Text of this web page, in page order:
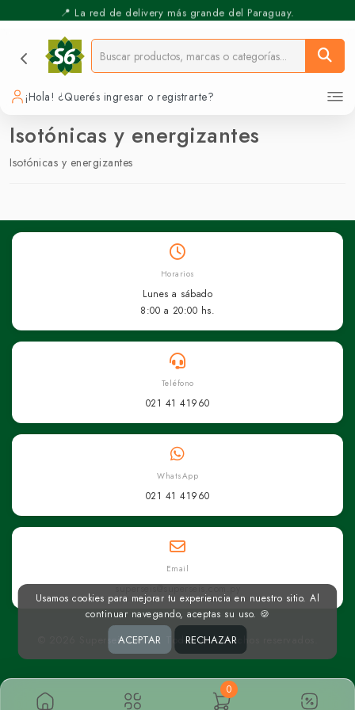
📍 La red de delivery más grande del Paraguay.
¡Hola! ¿Querés ingresar o registrarte?
Isotónicas y energizantes
Isotónicas y energizantes
0
Horarios
Lunes a sábado
8:00 a 20:00 hs.
Teléfono
021 41 41960
WhatsApp
021 41 41960
Email
superseis@superseis.com.py
© 2026 Superseis Online. Todos los derechos reservados.
Usamos cookies para mejorar tu experiencia en nuestro sitio. Al
continuar navegando, aceptas su uso. 🍪
ACEPTAR RECHAZAR